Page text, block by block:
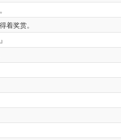
着奖赏。